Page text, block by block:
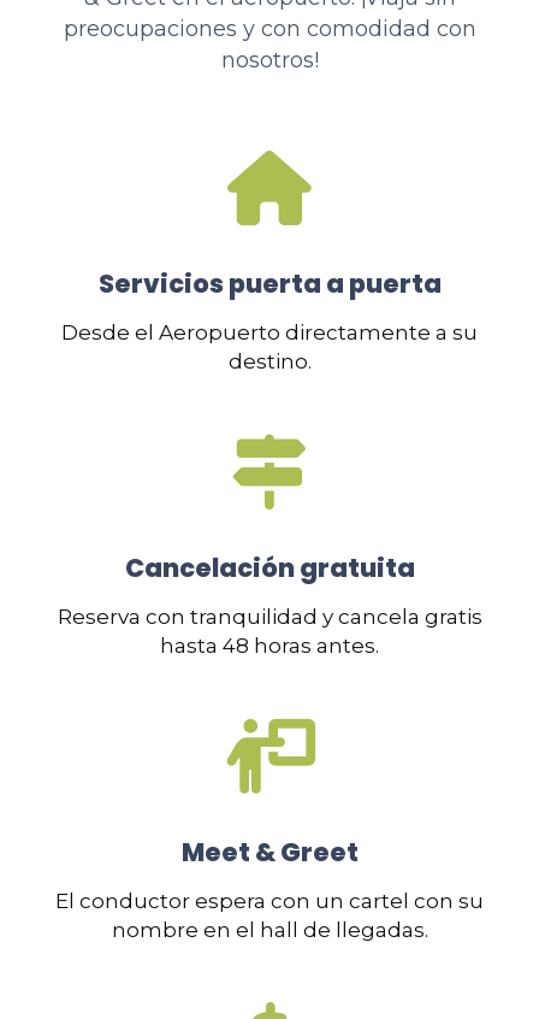
preocupaciones y con comodidad con
nosotros!
Servicios puerta a puerta
Desde el Aeropuerto directamente a su
destino.
Cancelación gratuita
Reserva con tranquilidad y cancela gratis
hasta 48 horas antes.
Meet & Greet
El conductor espera con un cartel con su
nombre en el hall de llegadas.